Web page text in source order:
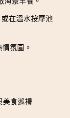
在溫水按摩池
氛圍。
美食巡禮